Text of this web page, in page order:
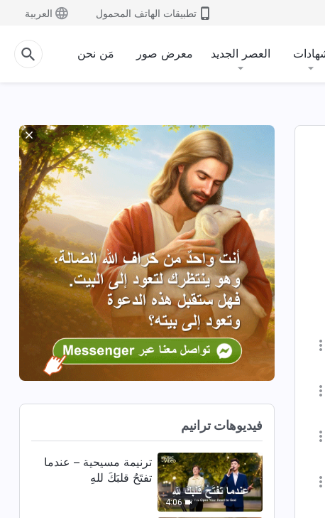
تطبيقات الهاتف المحمول العربية
العصر الجديد معرض صور مَن نحن
فيديوهات ترانيم
4:06
ترنيمة مسيحية – عندما
تفتَحُ قلبَكَ للهِ